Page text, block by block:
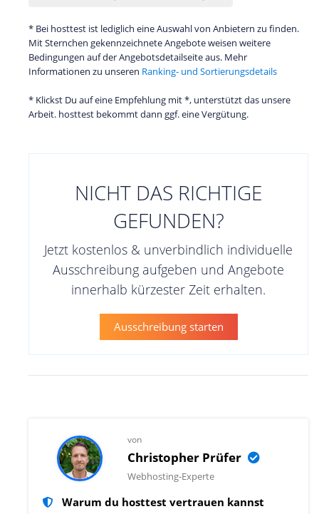
* Bei hosttest ist lediglich eine Auswahl von Anbietern zu finden.
Mit Sternchen gekennzeichnete Angebote weisen weitere
Bedingungen auf der Angebotsdetailseite aus. Mehr
Informationen zu unseren Ranking- und Sortierungsdetails
* Klickst Du auf eine Empfehlung mit *, unterstützt das unsere
Arbeit. hosttest bekommt dann ggf. eine Vergütung.
NICHT DAS RICHTIGE
GEFUNDEN?
Jetzt kostenlos & unverbindlich individuelle
Ausschreibung aufgeben und Angebote
innerhalb kürzester Zeit erhalten.
Ausschreibung starten
von
Christopher Prüfer
Webhosting-Experte
Warum du hosttest vertrauen kannst